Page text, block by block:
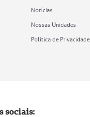
Notícias
Nossas Unidades
Política de Privacidade
sociais: